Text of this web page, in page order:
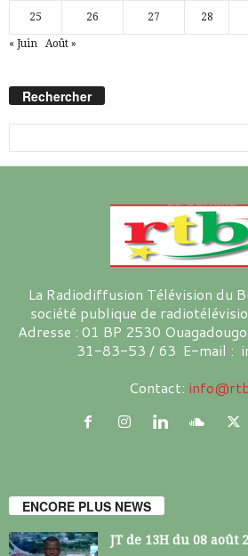
25 26 27 28
« Juin Août »
Rechercher
La Radiodiffusion Télévision du
société publique de
Adresse : 01 BP 2530
31-83-53 / 63 E-mail :
Contact:
ENCORE PLUS NEWS
JT de 13H du 08 août